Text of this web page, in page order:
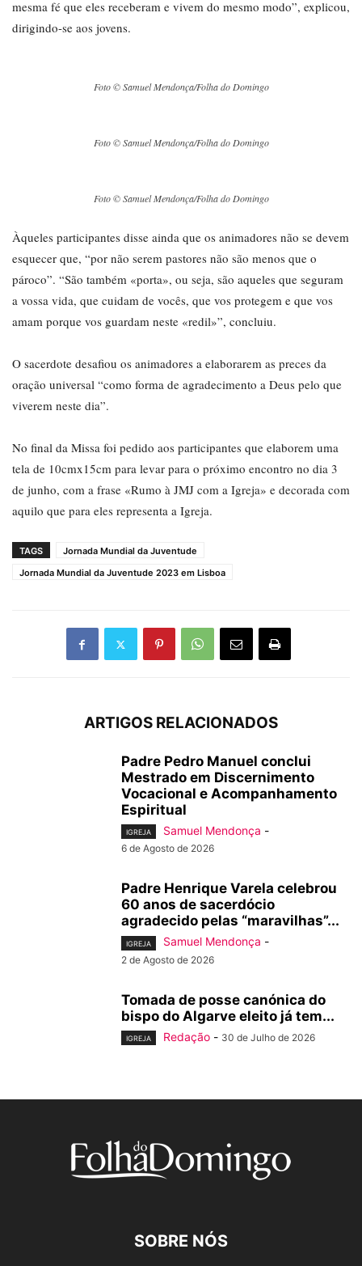
mesma fé que eles receberam e vivem do mesmo modo”, explicou,
dirigindo-se aos jovens.
Foto © Samuel Mendonça/Folha do Domingo
Foto © Samuel Mendonça/Folha do Domingo
Foto © Samuel Mendonça/Folha do Domingo
Àqueles participantes disse ainda que os animadores não se devem
esquecer que, “por não serem pastores não são menos que o
pároco”. “São também «porta», ou seja, são aqueles que seguram
a vossa vida, que cuidam de vocês, que vos protegem e que vos
amam porque vos guardam neste «redil»”, concluiu.
O sacerdote desafiou os animadores a elaborarem as preces da
oração universal “como forma de agradecimento a Deus pelo que
viverem neste dia”.
No final da Missa foi pedido aos participantes que elaborem uma
tela de 10cmx15cm para levar para o próximo encontro no dia 3
de junho, com a frase «Rumo à JMJ com a Igreja» e decorada com
aquilo que para eles representa a Igreja.
TAGS
Jornada Mundial da Juventude
Jornada Mundial da Juventude 2023 em Lisboa
ARTIGOS RELACIONADOS
Padre Pedro Manuel conclui
Mestrado em Discernimento
Vocacional e Acompanhamento
Espiritual
IGREJA Samuel Mendonça -
6 de Agosto de 2026
Padre Henrique Varela celebrou
60 anos de sacerdócio
agradecido pelas “maravilhas”...
IGREJA Samuel Mendonça -
2 de Agosto de 2026
Tomada de posse canónica do
bispo do Algarve eleito já tem...
IGREJA Redação - 30 de Julho de 2026
SOBRE NÓS